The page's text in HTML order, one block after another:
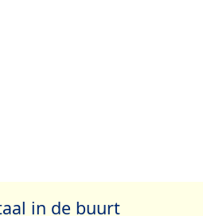
in de buurt